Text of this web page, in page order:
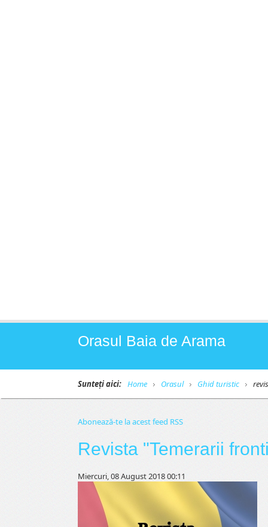
Orasul Baia de Arama
Sunteți aici: Home Orasul Ghid turistic
Abonează-te la acest feed RSS
Revista "Temerarii
Miercuri, 08 August 2018 00:11